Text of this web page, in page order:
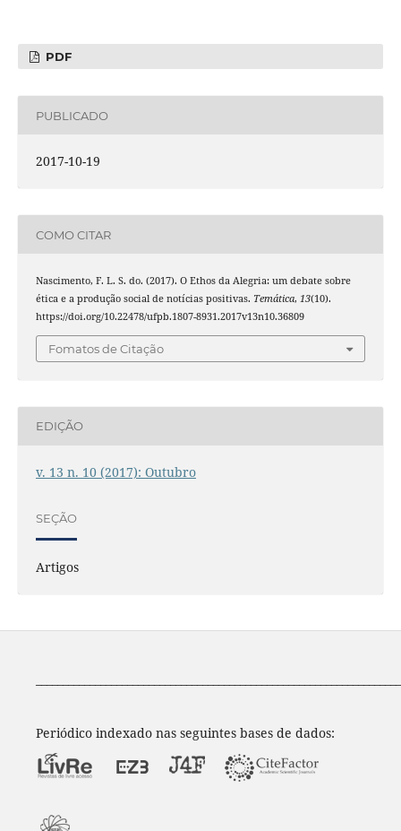
PDF
PUBLICADO
2017-10-19
COMO CITAR
Nascimento, F. L. S. do. (2017). O Ethos da Alegria: um debate sobre
ética e a produção social de notícias positivas. Temática, 13(10).
https://doi.org/10.22478/ufpb.1807-8931.2017v13n10.36809
Fomatos de Citação
EDIÇÃO
v. 13 n. 10 (2017): Outubro
SEÇÃO
Artigos
Periódico indexado nas seguintes bases de dados: